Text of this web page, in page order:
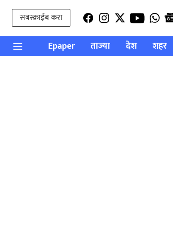
सबस्क्राईब करा
Epaper ताज्या देश शहर